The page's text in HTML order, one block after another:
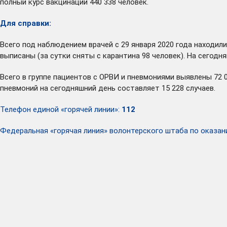
Для справки:
Всего под наблюдением врачей с 29 января 2020 года
выписаны (за сутки сняты с карантина 98 человек). На
Всего в группе пациентов с ОРВИ и пневмониями выявлены
пневмоний на сегодняшний день составляет 15 228 случаев.
Телефон единой «горячей линии»: 112
Федеральная «горячая линия» волонтерского штаба по